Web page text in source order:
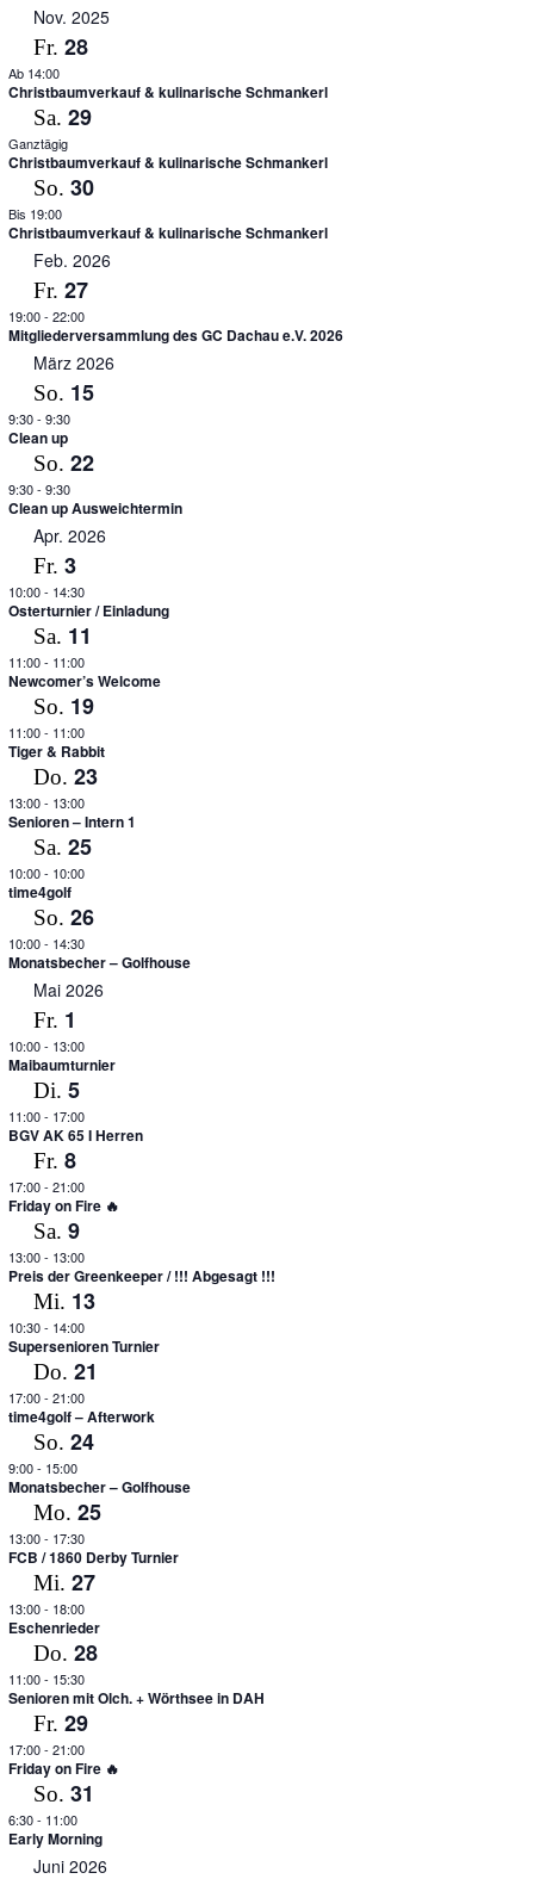
Nov. 2025
Fr. 28
Ab 14:00
Christbaumverkauf & kulinarische Schmankerl
Sa. 29
Ganztägig
Christbaumverkauf & kulinarische Schmankerl
So. 30
Bis 19:00
Christbaumverkauf & kulinarische Schmankerl
Feb. 2026
Fr. 27
19:00- 22:00
Mitgliederversammlung des GC Dachau e.V. 2026
März 2026
So. 15
9:30- 9:30
Clean up
So. 22
9:30- 9:30
Clean up Ausweichtermin
Apr. 2026
Fr. 3
10:00- 14:30
Osterturnier / Einladung
Sa. 11
11:00- 11:00
Newcomer’s Welcome
So. 19
11:00- 11:00
Tiger & Rabbit
Do. 23
13:00- 13:00
Senioren – Intern 1
Sa. 25
10:00- 10:00
time4golf
So. 26
10:00- 14:30
Monatsbecher – Golfhouse
Mai 2026
Fr. 1
10:00- 13:00
Maibaumturnier
Di. 5
11:00- 17:00
BGV AK 65 I Herren
Fr. 8
17:00- 21:00
Friday on Fire 🔥
Sa. 9
13:00- 13:00
Preis der Greenkeeper / !!! Abgesagt !!!
Mi. 13
10:30- 14:00
Supersenioren Turnier
Do. 21
17:00- 21:00
time4golf – Afterwork
So. 24
9:00- 15:00
Monatsbecher – Golfhouse
Mo. 25
13:00- 17:30
FCB / 1860 Derby Turnier
Mi. 27
13:00- 18:00
Eschenrieder
Do. 28
11:00- 15:30
Senioren mit Olch. + Wörthsee in DAH
Fr. 29
17:00- 21:00
Friday on Fire 🔥
So. 31
6:30- 11:00
Early Morning
Juni 2026